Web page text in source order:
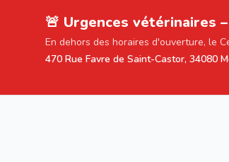
🚨 Urgences vétérinaires
En dehors des horaires d'ouverture, le
470 Rue Favre de Saint-Castor, 34080